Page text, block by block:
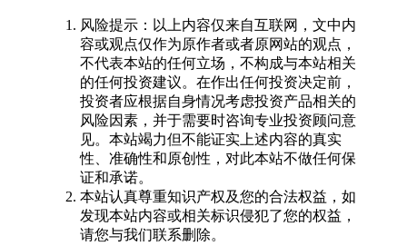
风险提示：以上内容仅来自互联网，文中内
容或观点仅作为原作者或者原网站的观点，
不代表本站的任何立场，不构成与本站相关
的任何投资建议。在作出任何投资决定前，
投资者应根据自身情况考虑投资产品相关的
风险因素，并于需要时咨询专业投资顾问意
见。本站竭力但不能证实上述内容的真实
性、准确性和原创性，对此本站不做任何保
证和承诺。
本站认真尊重知识产权及您的合法权益，如
发现本站内容或相关标识侵犯了您的权益，
请您与我们联系删除。